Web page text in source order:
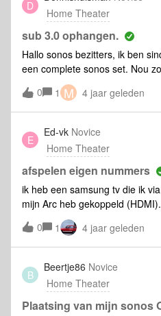
D
Home Theater
sub 3.0 ophangen.
Hallo sonos bezitters, ik ben
een complete sonos set. Nou
sub op te hangen alleen vraag
goede komt?? En of ik nog
🙈 Misschien hebben hier
0 1 M 4 jaar geleden
E
Ed-vk Novice
Home Theater
afspelen eigen nummers
ik heb een samsung tv die ik
mijn Arc heb gekoppeld
heb ik via USB een hard disk
eigen muziek bibliotheek.ik kan
stem opdracht aan de Google
sky radio). is het mogelijk om
ook opdracht te geven voor het
eigen bibliotheek en zo ja hoe
0 1 4 jaar geleden
B
Beertje86 Novice
Home Theater
Plaatsing van mijn sonos